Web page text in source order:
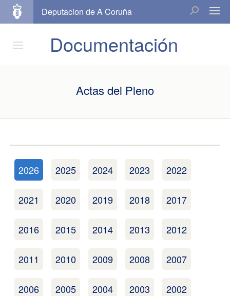
Deputacion de A Coruña
Documentación
Actas del Pleno
2026 2025 2024 2023 2022
2021 2020 2019 2018 2017
2016 2015 2014 2013 2012
2011 2010 2009 2008 2007
2006 2005 2004 2003 2002